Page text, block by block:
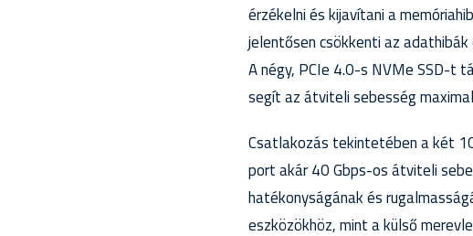
érzékelni és kijavítani a
jelentősen csökkenti az
A négy, PCIe 4.0-s NVMe SSD-
segít az átviteli sebesség
Csatlakozás tekintetében a két
port akár 40 Gbps-os átviteli
hatékonyságának és
eszközökhöz, mint a külső